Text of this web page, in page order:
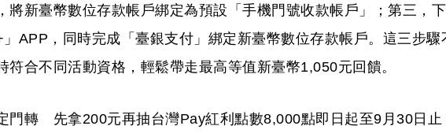
將新臺幣數位存款帳戶綁定為預設「手機門號收款帳戶」；第三，下
APP，同時完成「臺銀支付」綁定新臺幣數位存款帳戶。這三步驟
符合不同活動資格，輕鬆帶走最高等值新臺幣1,050元回饋。
門轉 先拿200元再抽台灣Pay紅利點數8,000點即日起至9月30日止